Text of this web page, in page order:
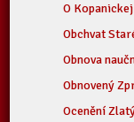
O
Obchvat
Obnova
Obnovený
Ocenění